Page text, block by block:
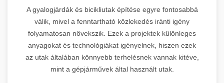
A gyalogjárdák és bicikliutak építése egyre fontosabbá
válik, mivel a fenntartható közlekedés iránti igény
folyamatosan növekszik. Ezek a projektek különleges
anyagokat és technológiákat igényelnek, hiszen ezek
az utak általában könnyebb terhelésnek vannak kitéve,
mint a gépjárművek által használt utak.